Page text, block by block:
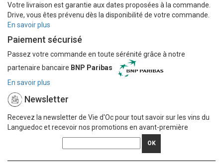
Votre livraison est garantie aux dates proposées à la commande.
Drive, vous êtes prévenu dès la disponibilité de votre commande.
En savoir plus
Paiement sécurisé
Passez votre commande en toute sérénité grâce à notre
partenaire bancaire BNP Paribas
En savoir plus
Newsletter
Recevez la newsletter de Vie d'Oc pour tout savoir sur les vins du
Languedoc et recevoir nos promotions en avant-première
OK